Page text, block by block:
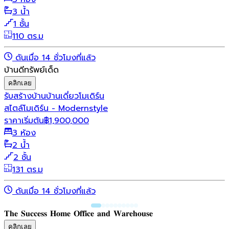
3 น้ำ
1 ชั้น
110 ตร.ม
ดันเมื่อ 14 ชั่วโมงที่แล้ว
บ้านดีทรัพย์เด็ด
คลิกเลย
รับสร้างบ้านบ้านเดี่ยวโมเดิร์น
สไตล์โมเดิร์น - Modernstyle
ราคาเริ่มต้น฿1,900,000
3 ห้อง
2 น้ำ
2 ชั้น
131 ตร.ม
ดันเมื่อ 14 ชั่วโมงที่แล้ว
𝐓𝐡𝐞 𝐒𝐮𝐜𝐜𝐞𝐬𝐬 𝐇𝐨𝐦𝐞 𝐎𝐟𝐟𝐢𝐜𝐞 𝐚𝐧𝐝 𝐖𝐚𝐫𝐞𝐡𝐨𝐮𝐬𝐞
คลิกเลย